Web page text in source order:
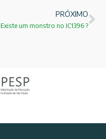
PRÓXIMO
Existe um monstro no IC1396 ?